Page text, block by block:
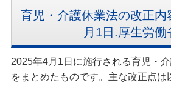
育児・介護休業法の改正内
月1日.厚生労働
2025年4月1日に施行される育児・
をまとめたものです。主な改正点は